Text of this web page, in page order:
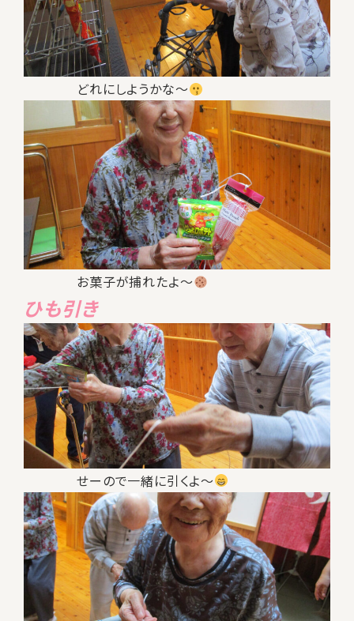
どれにしようかな～
お菓子が捕れたよ～
ひも引き
せーので一緒に引くよ～